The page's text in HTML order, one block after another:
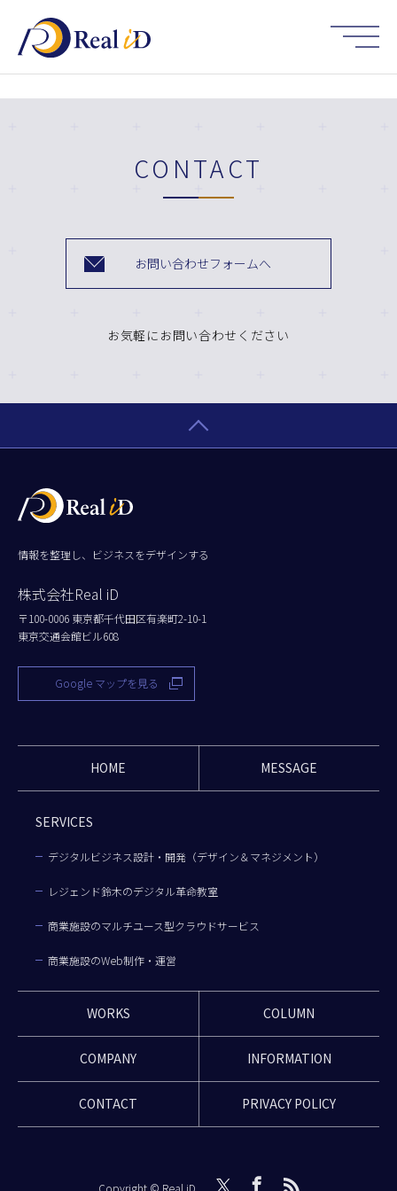
CONTACT
お問い合わせフォームへ
お気軽にお問い合わせください
情報を整理し、ビジネスをデザインする
株式会社Real iD
〒100-0006 東京都千代田区有楽町2-10-1
東京交通会館ビル608
Google マップを見る
HOME MESSAGE
SERVICES
デジタルビジネス設計・開発（デザイン＆マネジメント）
レジェンド鈴木のデジタル革命教室
商業施設のマルチユース型クラウドサービス
商業施設のWeb制作・運営
WORKS COLUMN
COMPANY INFORMATION
CONTACT PRIVACY POLICY
Copyright © Real iD